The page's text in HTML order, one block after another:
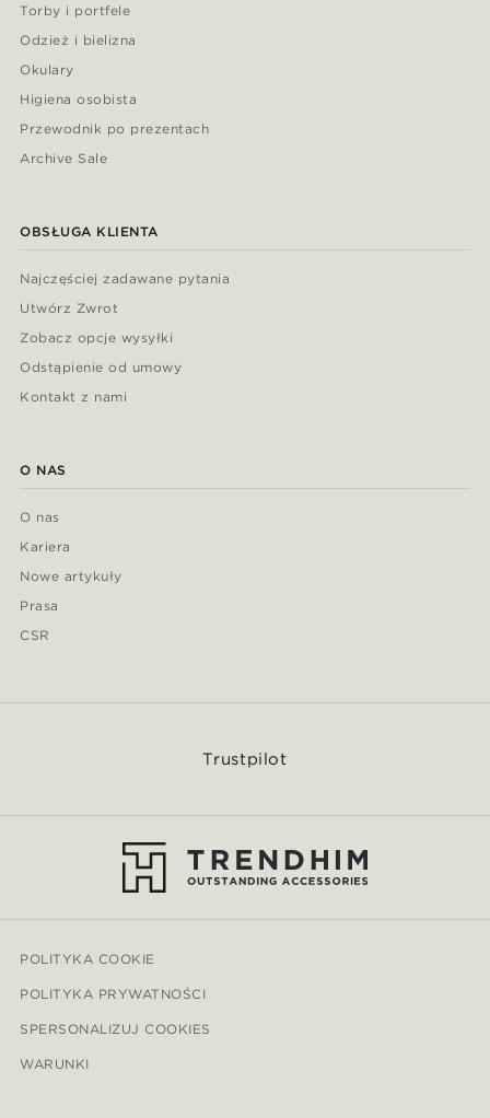
Torby i portfele
Odzież i bielizna
Okulary
Higiena osobista
Przewodnik po prezentach
Archive Sale
OBSŁUGA KLIENTA
Najczęściej zadawane pytania
Utwórz Zwrot
Zobacz opcje wysyłki
Odstąpienie od umowy
Kontakt z nami
O NAS
O nas
Kariera
Nowe artykuły
Prasa
CSR
Trustpilot
POLITYKA COOKIE
POLITYKA PRYWATNOŚCI
SPERSONALIZUJ COOKIES
WARUNKI